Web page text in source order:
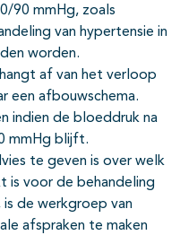
90 mmHg, zoals
van hypertensie in
worden.
af van het verloop
een afbouwschema.
indien de bloeddruk na
mmHg blijft.
te geven is over welk
is voor de behandeling
de werkgroep van
afspraken te maken